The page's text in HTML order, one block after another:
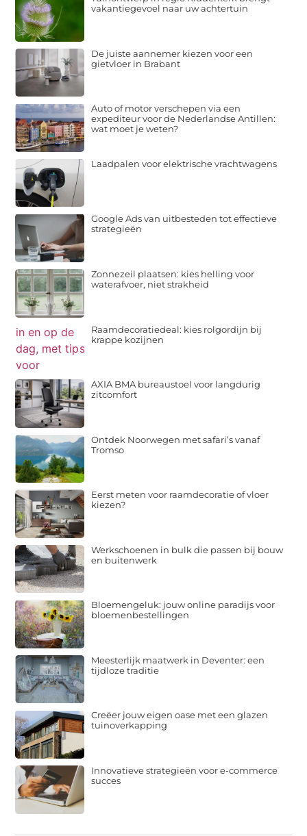
vakantiegevoel naar uw achtertuin
De juiste aannemer kiezen voor een
gietvloer in Brabant
Auto of motor verschepen via een
expediteur voor de Nederlandse Antillen:
wat moet je weten?
Laadpalen voor elektrische vrachtwagens
Google Ads van uitbesteden tot effectieve
strategieën
Zonnezeil plaatsen: kies helling voor
waterafvoer, niet strakheid
Raamdecoratiedeal: kies rolgordijn bij
krappe kozijnen
AXIA BMA bureaustoel voor langdurig
zitcomfort
Ontdek Noorwegen met safari’s vanaf
Tromso
Eerst meten voor raamdecoratie of vloer
kiezen?
Werkschoenen in bulk die passen bij bouw
en buitenwerk
Bloemengeluk: jouw online paradijs voor
bloemenbestellingen
Meesterlijk maatwerk in Deventer: een
tijdloze traditie
Creëer jouw eigen oase met een glazen
tuinoverkapping
Innovatieve strategieën voor e-commerce
succes